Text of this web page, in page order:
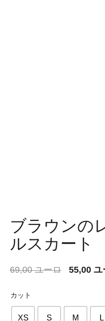
ブラウンの
ルスカート
69,00 ユーロ
元
格
55,00 ユ
カット
XS S M L